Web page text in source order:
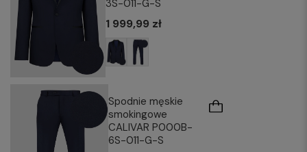
3S-011-G-S
1 999,99 zł
Spodnie męskie
smokingowe
CALIVAR P000B-
6S-011-G-S